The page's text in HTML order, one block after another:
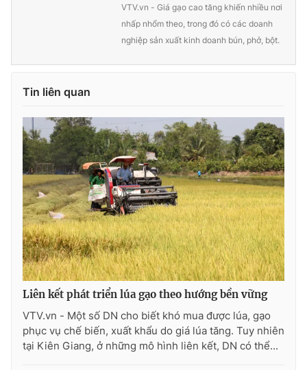
VTV.vn - Giá gạo cao tăng khiến nhiều nơi
nhấp nhổm theo, trong đó có các doanh
nghiệp sản xuất kinh doanh bún, phở, bột.
Tin liên quan
Liên kết phát triển lúa gạo theo hướng bền vững
VTV.vn - Một số DN cho biết khó mua được lúa, gạo
phục vụ chế biến, xuất khẩu do giá lúa tăng. Tuy nhiên
tại Kiên Giang, ở những mô hình liên kết, DN có thể...